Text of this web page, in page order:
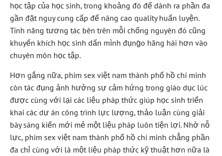
học tập của học sinh, trong khoảng đó để dành ra phần đa
gần đặt nguy cung cấp để nâng cao quality huấn luyện.
Tính năng tương tác bên trên mỗi chống nguyên đó cũng
khuyến khích học sinh dấn mình đụng̀o hăng hái hơn vào
chuyên môn học tập.
Hơn gắng nữa, phim sex việt nam thành phố hồ chí minh
còn tác đụng ảnh hưởng sự cảm hứng trong giáo dục lúc
được cùng với lại các liệu pháp thức giúp học sinh triển
khai các dự án công trình lực lượng, thảo luận cùng giải
bày sáng kiến mới mẻ một liệu pháp luôn tiện lợi. Nhờ nỗ
lực, phim sex việt nam thành phố hồ chí minh chẳng phần
đa chỉ cùng với là một liệu pháp thức kỹ thuật hơn nữa là